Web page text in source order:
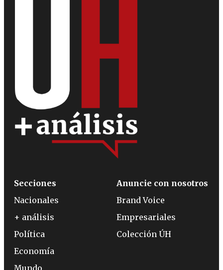
Secciones
Nacionales
+ análisis
Política
Economía
Anuncie con nosotros
Brand Voice
Empresariales
Colección ÚH